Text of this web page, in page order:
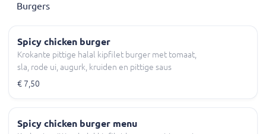
Burgers
Spicy chicken burger
Krokante pittige halal kipfilet burger met tomaat,
sla, rode ui, augurk, kruiden en pittige saus
€ 7,50
Spicy chicken burger menu